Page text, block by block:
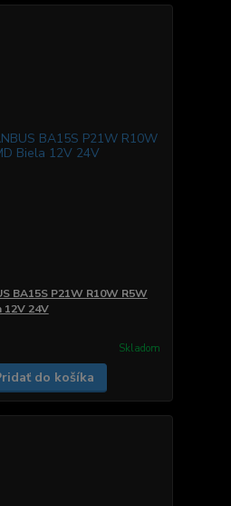
BA15S P21W R10W R5W
12V 24V
Skladom
do košíka